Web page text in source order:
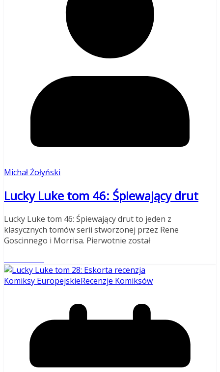
Michał Żołyński
Lucky Luke tom 46: Śpiewający drut
Lucky Luke tom 46: Śpiewający drut to jeden z
klasycznych tomów serii stworzonej przez Rene
Goscinnego i Morrisa. Pierwotnie został
Komiksy EuropejskieRecenzje Komiksów